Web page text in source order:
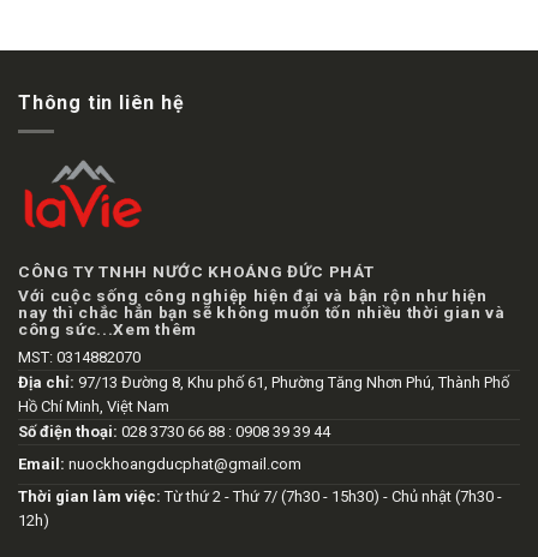
Thông tin liên hệ
CÔNG TY TNHH NƯỚC KHOÁNG ĐỨC PHÁT
Với cuộc sống công nghiệp hiện đại và bận rộn như hiện
nay thì chắc hẳn bạn sẽ không muốn tốn nhiều thời gian và
công sức...Xem thêm
MST: 0314882070
Địa chỉ: 97/13 Đường 8, Khu phố 61, Phường Tăng Nhơn Phú, Thành Phố
Hồ Chí Minh, Việt Nam
Số điện thoại: 028 3730 66 88 : 0908 39 39 44
Email: nuockhoangducphat@gmail.com
Thời gian làm việc: Từ thứ 2 - Thứ 7/ (7h30 - 15h30) - Chủ nhật (7h30 -
12h)